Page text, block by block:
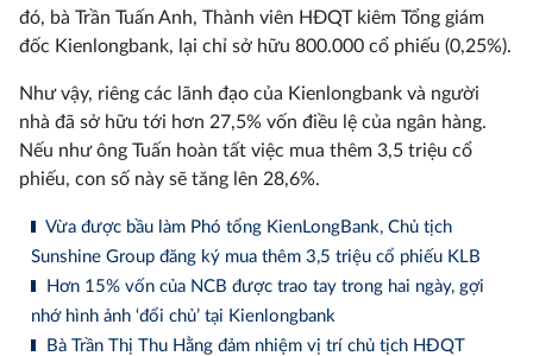
đó, bà Trần Tuấn Anh, Thành viên HĐQT kiêm Tổng giám
đốc Kienlongbank, lại chỉ sở hữu 800.000 cổ phiếu (0,25%).
Như vậy, riêng các lãnh đạo của Kienlongbank và người
nhà đã sở hữu tới hơn 27,5% vốn điều lệ của ngân hàng.
Nếu như ông Tuấn hoàn tất việc mua thêm 3,5 triệu cổ
phiếu, con số này sẽ tăng lên 28,6%.
Vừa được bầu làm Phó tổng KienLongBank, Chủ tịch
Sunshine Group đăng ký mua thêm 3,5 triệu cổ phiếu KLB
Hơn 15% vốn của NCB được trao tay trong hai ngày, gợi
nhớ hình ảnh ‘đổi chủ’ tại Kienlongbank
Bà Trần Thị Thu Hằng đảm nhiệm vị trí chủ tịch HĐQT